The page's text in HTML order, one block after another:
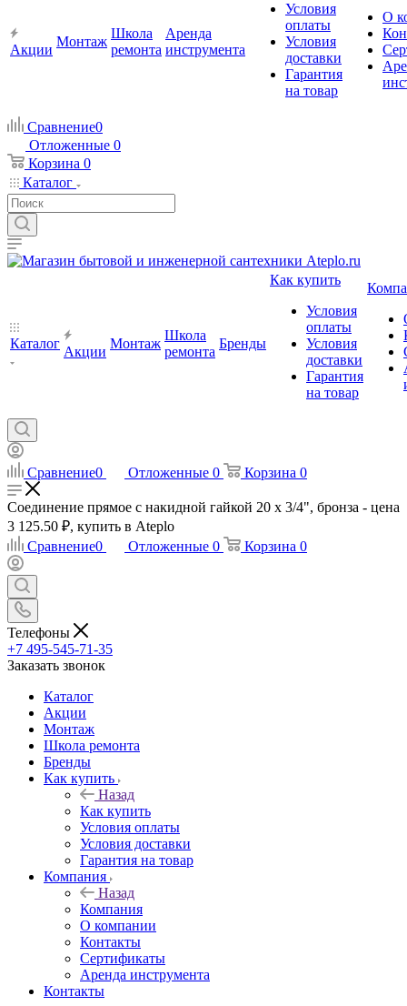
Акции
Монтаж
Школа
ремонта
Аренда
инструмента
Условия
оплаты
Условия
доставки
Гарантия
на товар
О
Сравнение0
Отложенные 0
Корзина 0
Каталог
Каталог
Акции
Монтаж
Школа
ремонта
Бренды
Как купить
Условия
оплаты
Условия
доставки
Гарантия
на товар
Сравнение0 Отложенные 0 Корзина 0
Соединение прямое с накидной гайкой 20 х 3/4", бронза - цена
3 125.50 ₽, купить в Ateplo
Сравнение0 Отложенные 0 Корзина 0
Телефоны
+7 495-545-71-35
Заказать звонок
Каталог
Акции
Монтаж
Школа ремонта
Бренды
Как купить
Назад
Как купить
Условия оплаты
Условия доставки
Гарантия на товар
Компания
Назад
Компания
О компании
Контакты
Сертификаты
Аренда инструмента
Контакты